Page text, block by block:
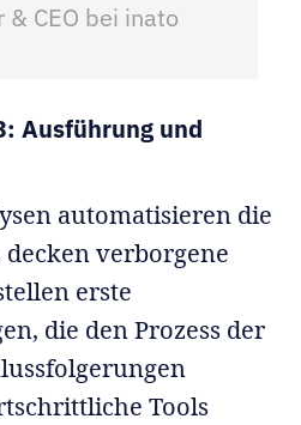
CEO bei inato
Ausführung und
automatisieren die
verborgene
erste
die den Prozess der
Tools